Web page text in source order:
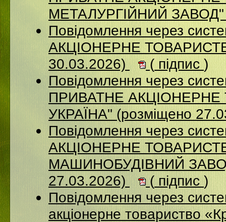
МЕТАЛУРГІЙНИЙ ЗАВОД"
Повідомлення через
АКЦІОНЕРНЕ
30.03.2026)
( підпис )
Повідомлення через
ПРИВАТНЕ
УКРАЇНА" (розміщено
Повідомлення через
АКЦІОНЕРНЕ
МАШИНОБУДІВНИЙ
27.03.2026)
( підпис )
Повідомлення через
акціонерне товариство